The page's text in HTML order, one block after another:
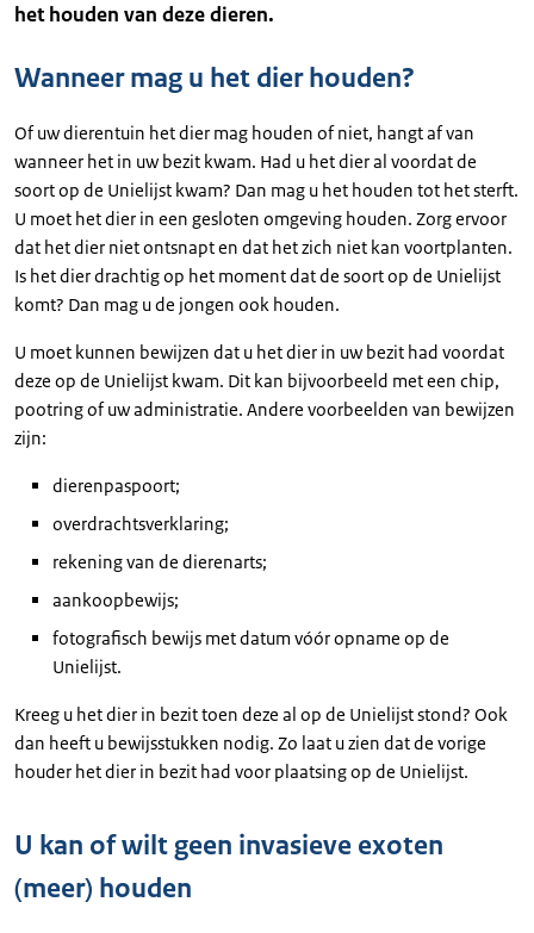
het houden van deze dieren.
Wanneer mag u het dier houden?
Of uw dierentuin het dier mag houden of niet, hangt af van
wanneer het in uw bezit kwam. Had u het dier al voordat de
soort op de Unielijst kwam? Dan mag u het houden tot het sterft.
U moet het dier in een gesloten omgeving houden. Zorg ervoor
dat het dier niet ontsnapt en dat het zich niet kan voortplanten.
Is het dier drachtig op het moment dat de soort op de Unielijst
komt? Dan mag u de jongen ook houden.
U moet kunnen bewijzen dat u het dier in uw bezit had voordat
deze op de Unielijst kwam. Dit kan bijvoorbeeld met een chip,
pootring of uw administratie. Andere voorbeelden van bewijzen
zijn:
dierenpaspoort;
overdrachtsverklaring;
rekening van de dierenarts;
aankoopbewijs;
fotografisch bewijs met datum vóór opname op de
Unielijst.
Kreeg u het dier in bezit toen deze al op de Unielijst stond? Ook
dan heeft u bewijsstukken nodig. Zo laat u zien dat de vorige
houder het dier in bezit had voor plaatsing op de Unielijst.
U kan of wilt geen invasieve exoten
(meer) houden